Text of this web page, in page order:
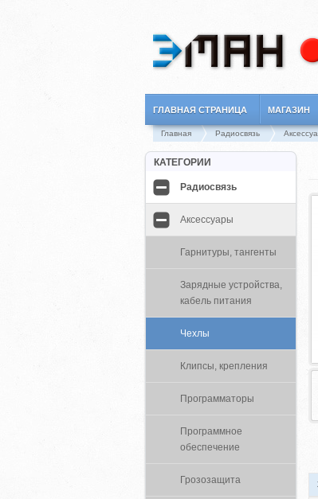
ГЛАВНАЯ СТРАНИЦА МАГАЗИН
Главная Радиосвязь
КАТЕГОРИИ
Радиосвязь
Аксессуары
Гарнитуры, тангенты
Зарядные устройства,
кабель питания
Чехлы
Клипсы, крепления
Программаторы
Программное
обеспечение
Грозозащита